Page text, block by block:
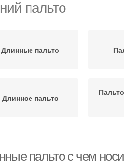
пальто
Длинные пальто
Длинное пальто
пальто с чем